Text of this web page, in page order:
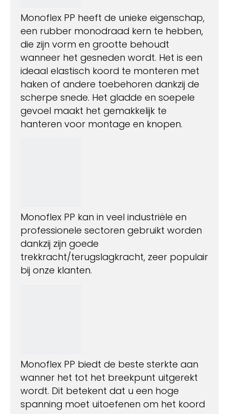
Monoflex PP heeft de unieke eigenschap,
een rubber monodraad kern te hebben,
die zijn vorm en grootte behoudt
wanneer het gesneden wordt. Het is een
ideaal elastisch koord te monteren met
haken of andere toebehoren dankzij de
scherpe snede. Het gladde en soepele
gevoel maakt het gemakkelijk te
hanteren voor montage en knopen.
Monoflex PP kan in veel industriële en
professionele sectoren gebruikt worden
dankzij zijn goede
trekkracht/terugslagkracht, zeer populair
bij onze klanten.
Monoflex PP biedt de beste sterkte aan
wanner het tot het breekpunt uitgerekt
wordt. Dit betekent dat u een hoge
spanning moet uitoefenen om het koord